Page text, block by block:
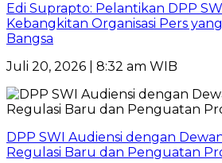
Edi Suprapto: Pelantikan DPP
Kebangkitan Organisasi Pers
Bangsa
Juli 20, 2026 | 8:32 am WIB
DPP SWI Audiensi dengan
Regulasi Baru dan Penguatan